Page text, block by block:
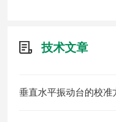
技术文章
垂直水平振动台的校准